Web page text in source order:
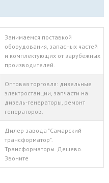
Занимаемся поставкой
оборудования, запасных частей
и комплектующих от зарубежных
производителей.
Оптовая торговля: дизельные
электростанции, запчасти на
дизель-генераторы, ремонт
генераторов.
Дилер завода "Самарский
трансформатор".
Трансформаторы. Дешево.
Звоните